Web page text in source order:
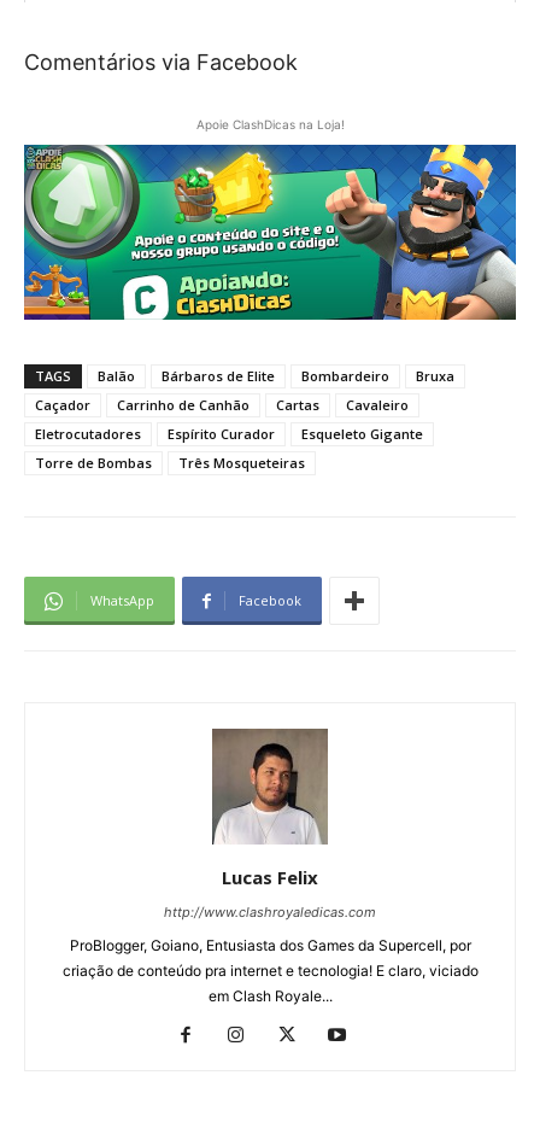
Comentários via Facebook
Apoie ClashDicas na Loja!
TAGS Balão Bárbaros de Elite Bombardeiro
Bruxa
Caçador
Carrinho de Canhão Cartas
Cavaleiro
Eletrocutadores
Espírito Curador
Esqueleto Gigante
Torre de Bombas
Três Mosqueteiras
WhatsApp Facebook
Lucas Felix
http://www.clashroyaledicas.com
ProBlogger, Goiano, Entusiasta dos Games da Supercell, por
criação de conteúdo pra internet e tecnologia! E claro, viciado
em Clash Royale...